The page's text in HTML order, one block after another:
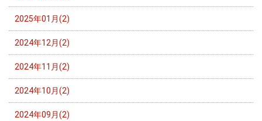
2025年01月(2)
2024年12月(2)
2024年11月(2)
2024年10月(2)
2024年09月(2)